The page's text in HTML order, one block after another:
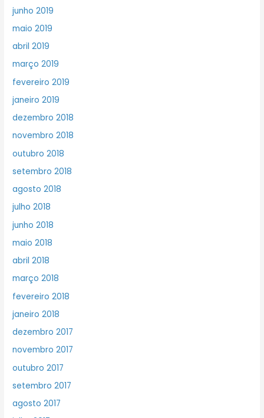
junho 2019
maio 2019
abril 2019
março 2019
fevereiro 2019
janeiro 2019
dezembro 2018
novembro 2018
outubro 2018
setembro 2018
agosto 2018
julho 2018
junho 2018
maio 2018
abril 2018
março 2018
fevereiro 2018
janeiro 2018
dezembro 2017
novembro 2017
outubro 2017
setembro 2017
agosto 2017